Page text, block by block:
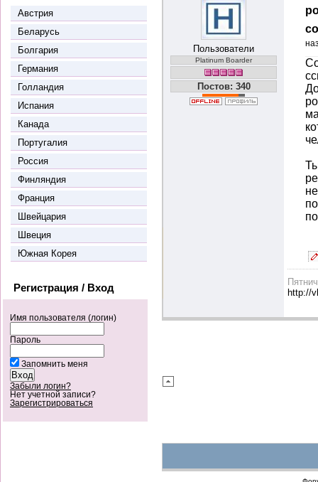
Австрия
Беларусь
Болгария
Германия
Голландия
Испания
Канада
Португалия
Россия
Финляндия
Франция
Швейцария
Швеция
Южная Корея
Регистрация / Вход
Имя пользователя (логин)
Пароль
Запомнить меня
Забыли логин?
Нет учетной записи?
Зарегистрироваться
Пользователи
Platinum Boarder
Постов: 340
http://